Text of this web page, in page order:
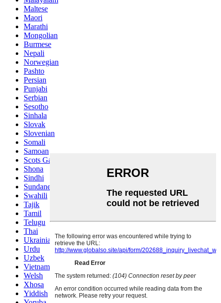
Maltese
Maori
Marathi
Mongolian
Burmese
Nepali
Norwegian
Pashto
Persian
Punjabi
Serbian
Sesotho
Sinhala
Slovak
Slovenian
Somali
Samoan
Scots Gaelic
Shona
Sindhi
Sundanese
Swahili
Tajik
Tamil
Telugu
Thai
Ukrainian
Urdu
Uzbek
Vietnamese
Welsh
Xhosa
Yiddish